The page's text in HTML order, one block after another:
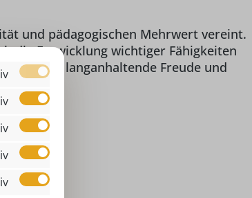
und pädagogischen Mehrwert vereint.
die Entwicklung wichtiger Fähigkeiten
Kind langanhaltende Freude und